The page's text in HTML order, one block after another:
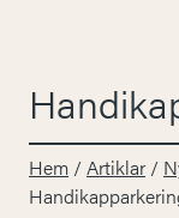
Hem / Artiklar /